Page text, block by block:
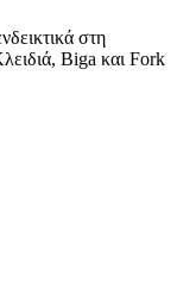
στη
Biga και Fork